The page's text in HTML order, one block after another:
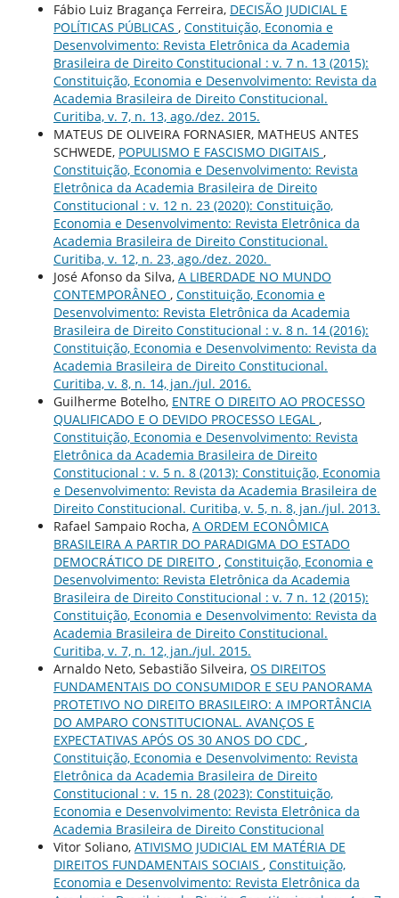
Fábio Luiz Bragança Ferreira, DECISÃO JUDICIAL E
POLÍTICAS PÚBLICAS , Constituição, Economia e
Desenvolvimento: Revista Eletrônica da Academia
Brasileira de Direito Constitucional : v. 7 n. 13 (2015):
Constituição, Economia e Desenvolvimento: Revista da
Academia Brasileira de Direito Constitucional.
Curitiba, v. 7, n. 13, ago./dez. 2015.
MATEUS DE OLIVEIRA FORNASIER, MATHEUS ANTES
SCHWEDE, POPULISMO E FASCISMO DIGITAIS ,
Constituição, Economia e Desenvolvimento: Revista
Eletrônica da Academia Brasileira de Direito
Constitucional : v. 12 n. 23 (2020): Constituição,
Economia e Desenvolvimento: Revista Eletrônica da
Academia Brasileira de Direito Constitucional.
Curitiba, v. 12, n. 23, ago./dez. 2020.
José Afonso da Silva, A LIBERDADE NO MUNDO
CONTEMPORÂNEO , Constituição, Economia e
Desenvolvimento: Revista Eletrônica da Academia
Brasileira de Direito Constitucional : v. 8 n. 14 (2016):
Constituição, Economia e Desenvolvimento: Revista da
Academia Brasileira de Direito Constitucional.
Curitiba, v. 8, n. 14, jan./jul. 2016.
Guilherme Botelho, ENTRE O DIREITO AO PROCESSO
QUALIFICADO E O DEVIDO PROCESSO LEGAL ,
Constituição, Economia e Desenvolvimento: Revista
Eletrônica da Academia Brasileira de Direito
Constitucional : v. 5 n. 8 (2013): Constituição, Economia
e Desenvolvimento: Revista da Academia Brasileira de
Direito Constitucional. Curitiba, v. 5, n. 8, jan./jul. 2013.
Rafael Sampaio Rocha, A ORDEM ECONÔMICA
BRASILEIRA A PARTIR DO PARADIGMA DO ESTADO
DEMOCRÁTICO DE DIREITO , Constituição, Economia e
Desenvolvimento: Revista Eletrônica da Academia
Brasileira de Direito Constitucional : v. 7 n. 12 (2015):
Constituição, Economia e Desenvolvimento: Revista da
Academia Brasileira de Direito Constitucional.
Curitiba, v. 7, n. 12, jan./jul. 2015.
Arnaldo Neto, Sebastião Silveira, OS DIREITOS
FUNDAMENTAIS DO CONSUMIDOR E SEU PANORAMA
PROTETIVO NO DIREITO BRASILEIRO: A IMPORTÂNCIA
DO AMPARO CONSTITUCIONAL. AVANÇOS E
EXPECTATIVAS APÓS OS 30 ANOS DO CDC ,
Constituição, Economia e Desenvolvimento: Revista
Eletrônica da Academia Brasileira de Direito
Constitucional : v. 15 n. 28 (2023): Constituição,
Economia e Desenvolvimento: Revista Eletrônica da
Academia Brasileira de Direito Constitucional
Vitor Soliano, ATIVISMO JUDICIAL EM MATÉRIA DE
DIREITOS FUNDAMENTAIS SOCIAIS , Constituição,
Economia e Desenvolvimento: Revista Eletrônica da